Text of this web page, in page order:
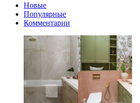
Новые
Популярные
Комментарии